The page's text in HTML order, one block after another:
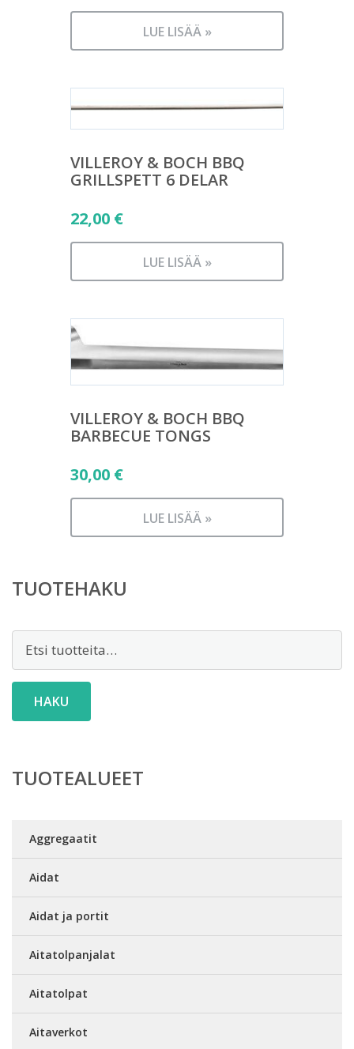
LUE LISÄÄ »
VILLEROY & BOCH BBQ
GRILLSPETT 6 DELAR
22,00 €
LUE LISÄÄ »
VILLEROY & BOCH BBQ
BARBECUE TONGS
30,00 €
LUE LISÄÄ »
TUOTEHAKU
Etsi:
HAKU
TUOTEALUEET
Aggregaatit
Aidat
Aidat ja portit
Aitatolpanjalat
Aitatolpat
Aitaverkot